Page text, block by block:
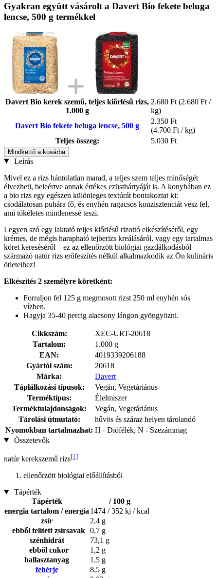
Gyakran együtt vásárolt a Davert Bio fekete beluga
lencse, 500 g termékkel
Davert Bio kerek szemű, teljes kiőrlésű rizs,
1.000 g
2.680 Ft (2.680 Ft /
kg)
Davert Bio fekete beluga lencse, 500 g
2.350 Ft
(4.700 Ft / kg)
Teljes összeg:
5.030 Ft
Mindkettő a kosárba
Leírás
Mivel ez a rizs hántolatlan marad, a teljes szem teljes minőségét
élvezheti, beleértve annak értékes ezüsthártyáját is. A konyhában ez
a bio rizs egy egészen különleges textúrát bontakoztat ki:
csodálatosan puhára fő, és enyhén ragacsos konzisztenciát vesz fel,
ami tökéletes mindenessé teszi.
Legyen szó egy laktató teljes kiőrlésű rizottó elkészítéséről, egy
krémes, de mégis harapható tejberizs kreálásáról, vagy egy tartalmas
köret kereséséről – ez az ellenőrzött biológiai gazdálkodásból
származó natúr rizs erőfeszítés nélkül alkalmazkodik az Ön kulináris
ötleteihez!
Elkészítés 2 személyre köretként:
Forraljon fel 125 g megmosott rizst 250 ml enyhén sós
vízben.
Hagyja 35-40 percig alacsony lángon gyöngyözni.
Cikkszám:
XEC-URT-20618
Tartalom:
1.000 g
EAN:
4019339206188
Gyártói szám:
20618
Márka:
Davert
Táplálkozási típusok:
Vegán, Vegetáriánus
Terméktípus:
Élelmiszer
Terméktulajdonságok:
Vegán, Vegetáriánus
Tárolási útmutató:
hűvös és száraz helyen tárolandó
Nyomokban tartalmazhat: H - Diófélék, N - Szezámmag
Összetevők
natúr kerekszemű rizs[1]
ellenőrzött biológiai előállításból
Tápérték
Tápérték
/ 100 g
energia tartalom / energia 1474 / 352 kj / kcal
zsír
2,4 g
ebből telített zsírsavak 0,7 g
szénhidrát
73,1 g
ebből cukor
1,2 g
ballasztanyag
1,5 g
fehérje
8,5 g